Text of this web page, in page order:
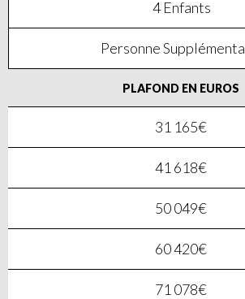
4 Enfants
Personne
PLAFOND EN EUROS
31 165€
41 618€
50 049€
60 420€
71 078€